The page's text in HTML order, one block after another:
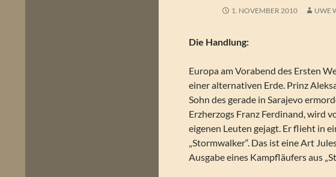
1. NOVEMBER 2010 UWE
Die Handlung:
Europa am Vorabend des Ersten
einer alternativen Erde. Prinz
Sohn des gerade in Sarajevo
Erzherzogs Franz Ferdinand, wird
eigenen Leuten gejagt. Er flieht in
„Stormwalker“. Das ist eine Art
Ausgabe eines Kampfläufers aus